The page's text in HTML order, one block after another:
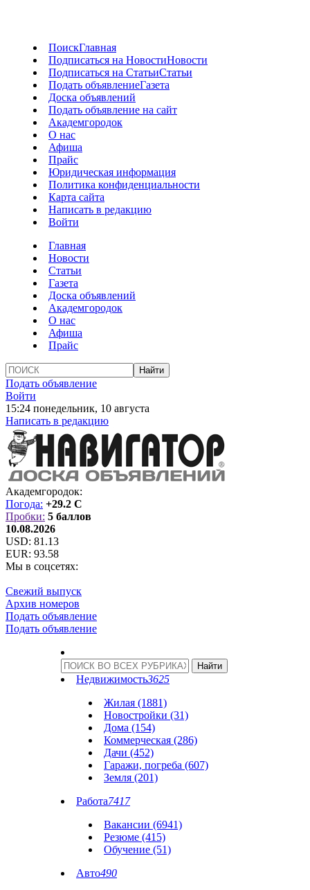
ПоискГлавная
Подписаться на НовостиНовости
Подписаться на СтатьиСтатьи
Подать объявлениеГазета
Доска объявлений
Подать объявление на сайт
Академгородок
О нас
Афиша
Прайс
Юридическая информация
Политика конфиденциальности
Карта сайта
Написать в редакцию
Войти
Главная
Новости
Статьи
Газета
Доска объявлений
Академгородок
О нас
Афиша
Прайс
Подать объявление
Войти
15:24 понедельник, 10 августа
Написать в редакцию
Академгородок:
Погода: +29.2 C
Пробки: 5 баллов
10.08.2026
USD: 81.13
EUR: 93.58
Мы в соцсетях:
Свежий выпуск
Архив номеров
Подать объявление
Подать объявление
Недвижимость3625
Жилая (1881)
Новостройки (31)
Дома (154)
Коммерческая (286)
Дачи (452)
Гаражи, погреба (607)
Земля (201)
Работа7417
Вакансии (6941)
Резюме (415)
Обучение (51)
Авто490